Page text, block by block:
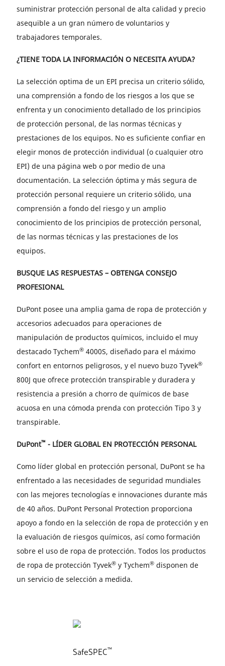
suministrar protección personal de alta calidad y precio
asequible a un gran número de voluntarios y
trabajadores temporales.
¿TIENE TODA LA INFORMACIÓN O NECESITA AYUDA?
La selección optima de un EPI precisa un criterio sólido,
una comprensión a fondo de los riesgos a los que se
enfrenta y un conocimiento detallado de los principios
de protección personal, de las normas técnicas y
prestaciones de los equipos. No es suficiente confiar en
elegir monos de protección individual (o cualquier otro
EPI) de una página web o por medio de una
documentación. La selección óptima y más segura de
protección personal requiere un criterio sólido, una
comprensión a fondo del riesgo y un amplio
conocimiento de los principios de protección personal,
de las normas técnicas y las prestaciones de los
equipos.
BUSQUE LAS RESPUESTAS – OBTENGA CONSEJO
PROFESIONAL
DuPont posee una amplia gama de ropa de protección y
accesorios adecuados para operaciones de
manipulación de productos químicos, incluido el muy
destacado Tychem® 4000S, diseñado para el máximo
confort en entornos peligrosos, y el nuevo buzo Tyvek®
800J que ofrece protección transpirable y duradera y
resistencia a presión a chorro de químicos de base
acuosa en una cómoda prenda con protección Tipo 3 y
transpirable.
DuPont™ - LÍDER GLOBAL EN PROTECCIÓN PERSONAL
Como líder global en protección personal, DuPont se ha
enfrentado a las necesidades de seguridad mundiales
con las mejores tecnologías e innovaciones durante más
de 40 años. DuPont Personal Protection proporciona
apoyo a fondo en la selección de ropa de protección y en
la evaluación de riesgos químicos, así como formación
sobre el uso de ropa de protección. Todos los productos
de ropa de protección Tyvek® y Tychem® disponen de
un servicio de selección a medida.
SafeSPEC™